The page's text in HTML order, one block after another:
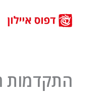
התקדמות